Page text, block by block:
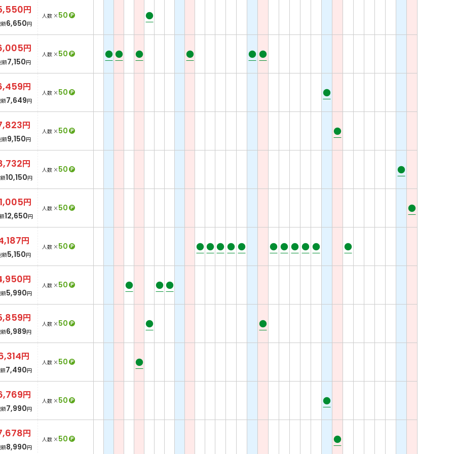
円
6,650円
人数 × 50 P ●
円
額7,150円
人数 × 50 P ●● ● ● ● ●
円
7,649円
人数 × 50 P ●
円
額9,150円
人数 × 50 P ●
円
10,150円
人数 × 50 P ●
円
12,650円
人数 × 50 P ●
円
額5,150円
人数 × 50 P ●●● ● ● ● ● ● ● ● ●
円
5,990円
人数 × 50 P ● ●●
円
6,989円
人数 × 50 P ● ●
円
7,490円
人数 × 50 P ●
円
7,990円
人数 × 50 P ●
円
8,990円
人数 × 50 P ●